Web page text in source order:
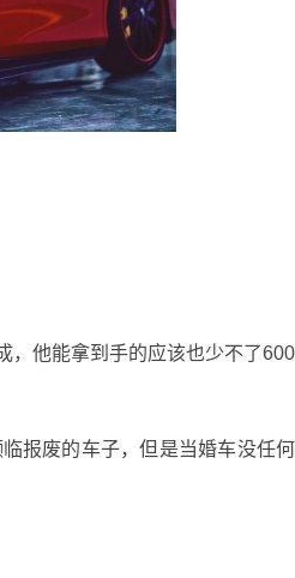
，他能拿到手的应该也少不了600
报废的车子，但是当婚车没任何